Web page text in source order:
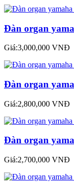
Đàn organ
Giá:3,000,000 VNĐ
Đàn organ
Giá:2,800,000 VNĐ
Đàn organ
Giá:2,700,000 VNĐ